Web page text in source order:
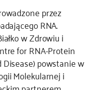
przez
RNA.
w Zdrowiu i
for RNA-Protein
powstanie w
Molekularnej i